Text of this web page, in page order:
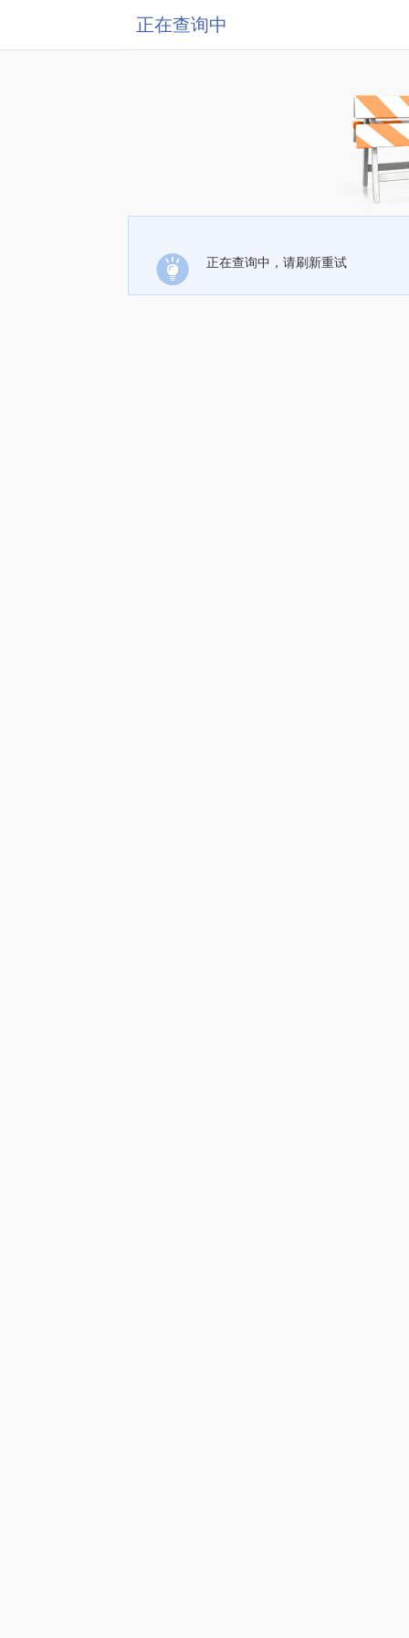
正在查询中
正在查询中，请刷新重试